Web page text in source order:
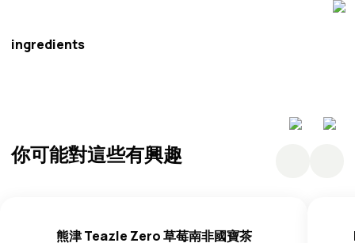
ingredients
你可能對這些有興趣
熊津 Teazle Zero 草莓南非國寶茶